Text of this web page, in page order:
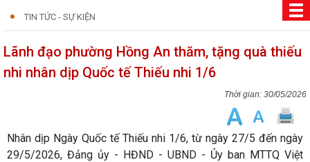
TIN TỨC - SỰ KIỆN
Lãnh đạo phường Hồng An thăm, tặng quà thiếu
nhi nhân dịp Quốc tế Thiếu nhi 1/6
30/05/2026
Nhân dịp Ngày Quốc tế Thiếu nhi 1/6, từ ngày 27/5 đến ngày
29/5/2026, Đảng ủy - HĐND - UBND - Ủy ban MTTQ Việt